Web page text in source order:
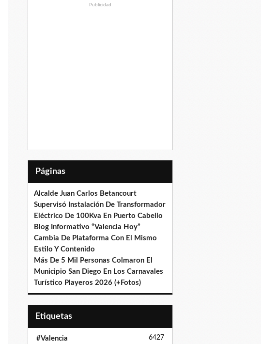
Publicidad
Páginas
Alcalde Juan Carlos Betancourt
Supervisó Instalación De Transformador
Eléctrico De 100Kva En Puerto Cabello
Blog Informativo “Valencia Hoy”
Cambia De Plataforma Con El Mismo
Estilo Y Contenido
Más De 5 Mil Personas Colmaron El
Municipio San Diego En Los Carnavales
Turístico Playeros 2026 (+Fotos)
Etiquetas
#Valencia 6427